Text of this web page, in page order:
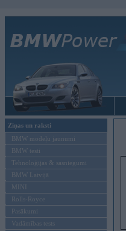
Ziņas un raksti
BMW modeļu jaunumi
BMW testi
Tehnoloģijas & sasniegumi
BMW Latvijā
MINI
Rolls-Royce
Pasākumi
Vadāmības tests